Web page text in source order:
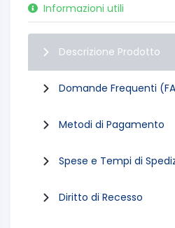
Informazioni utili
Descrizione Prodotto
Domande Frequenti
Metodi di Pagamento
Spese e Tempi di
Diritto di Recesso